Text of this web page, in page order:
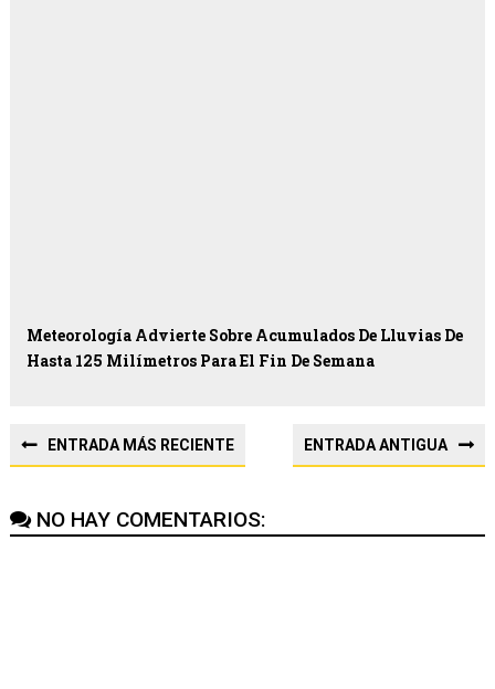
Meteorología Advierte Sobre Acumulados De Lluvias De
Hasta 125 Milímetros Para El Fin De Semana
ENTRADA MÁS RECIENTE ENTRADA ANTIGUA
NO HAY COMENTARIOS: